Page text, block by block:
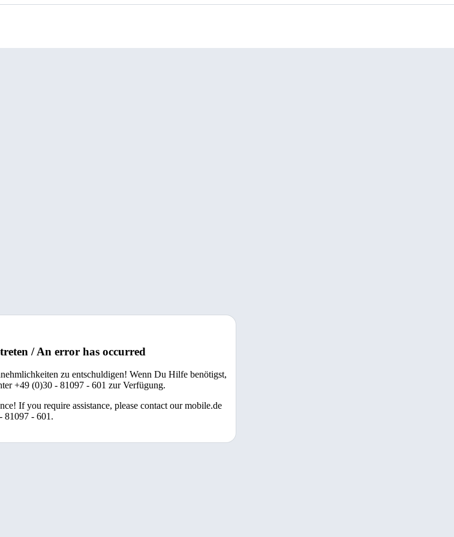
/ An error has occurred
zu entschuldigen! Wenn Du Hilfe benötigst,
+49 (0)30 - 81097 - 601 zur Verfügung.
If you require assistance, please contact our mobile.de
81097 - 601.